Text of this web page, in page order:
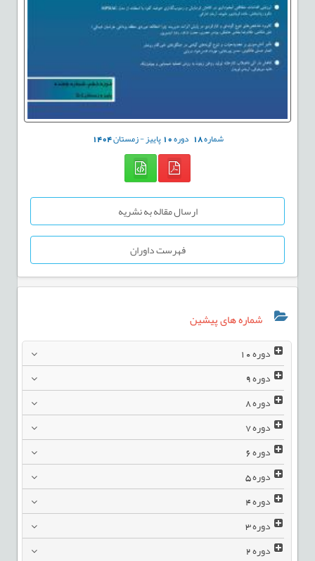
شماره18 دوره10پاییز - زمستان1404
ارسال مقاله به نشریه
فهرست داوران
شماره های پیشین
دوره10
دوره9
دوره8
دوره7
دوره6
دوره5
دوره4
دوره3
دوره2